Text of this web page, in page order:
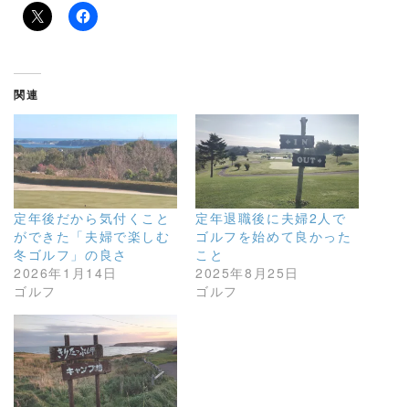
関連
定年後だから気付くこと
ができた「夫婦で楽しむ
冬ゴルフ」の良さ
2026年1月14日
ゴルフ
定年退職後に夫婦2人で
ゴルフを始めて良かった
こと
2025年8月25日
ゴルフ